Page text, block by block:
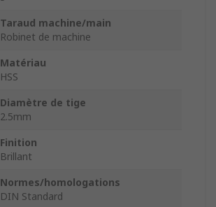
Taraud machine/main
Robinet de machine
Matériau
HSS
Diamètre de tige
2.5mm
Finition
Brillant
Normes/homologations
DIN Standard